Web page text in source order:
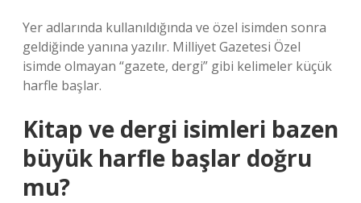
Yer adlarında kullanıldığında ve özel isimden sonra
geldiğinde yanına yazılır. Milliyet Gazetesi Özel
isimde olmayan “gazete, dergi” gibi kelimeler küçük
harfle başlar.
Kitap ve dergi isimleri bazen
büyük harfle başlar doğru
mu?